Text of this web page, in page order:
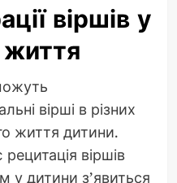
віршів у
вірші в різних
життя дитини.
віршів
у дитини з’явиться